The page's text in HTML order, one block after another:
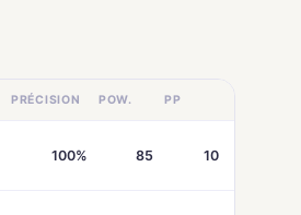
PRÉCISION POW. PP
100% 85 10